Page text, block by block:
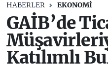
HABERLER EKONOMİ
GAİB’de
Katılımlı
Trafik Durumu
Süper Lig Puan
Tüm Manşetler